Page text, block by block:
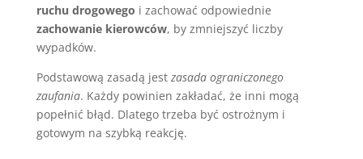
ruchu drogowego i zachować odpowiednie
zachowanie kierowców, by zmniejszyć liczby
wypadków.
Podstawową zasadą jest zasada ograniczonego
zaufania. Każdy powinien zakładać, że inni mogą
popełnić błąd. Dlatego trzeba być ostrożnym i
gotowym na szybką reakcję.